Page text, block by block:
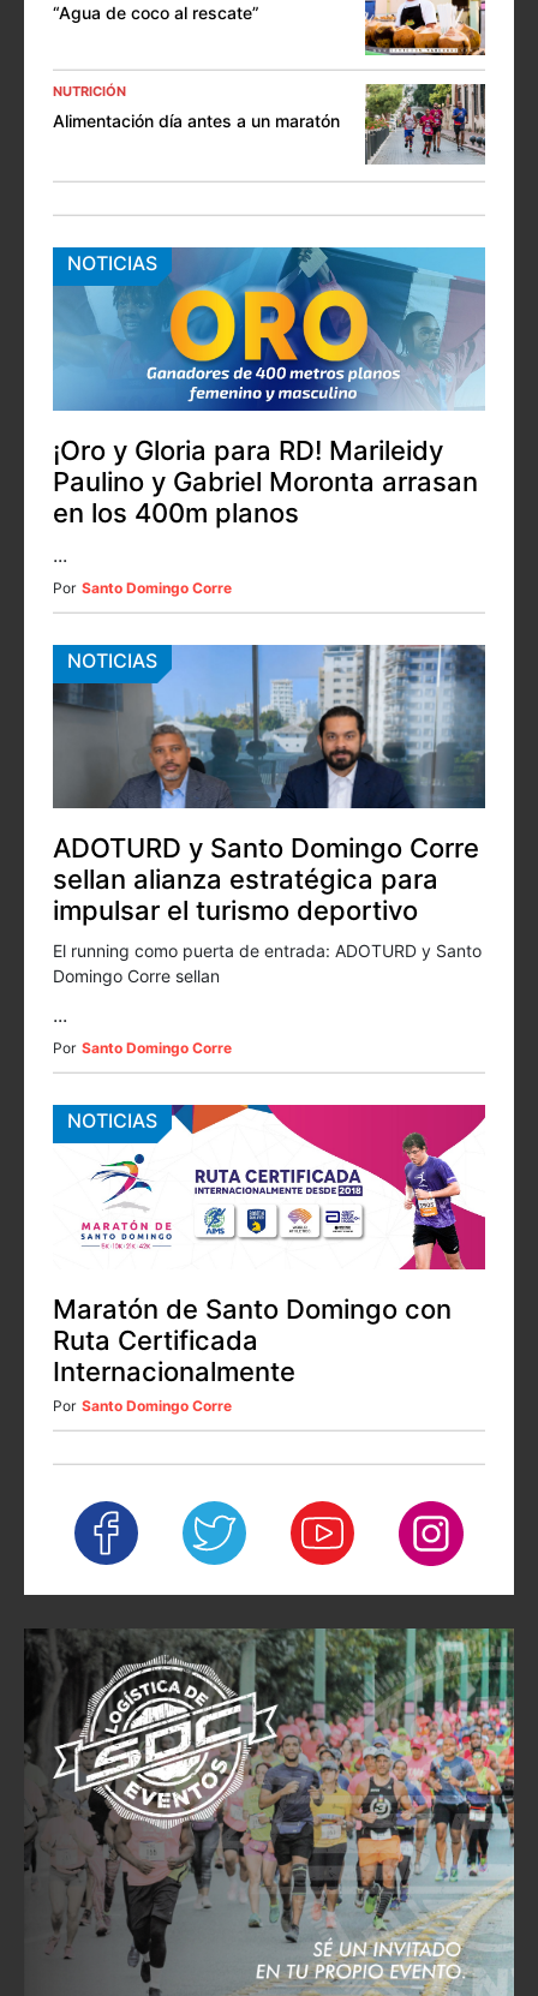
“Agua de coco al rescate”
NUTRICIÓN
Alimentación día antes a un maratón
NOTICIAS
¡Oro y Gloria para RD! Marileidy
Paulino y Gabriel Moronta arrasan
en los 400m planos
...
Por Santo Domingo Corre
NOTICIAS
ADOTURD y Santo Domingo Corre
sellan alianza estratégica para
impulsar el turismo deportivo
El running como puerta de entrada: ADOTURD y Santo
Domingo Corre sellan
...
Por Santo Domingo Corre
NOTICIAS
Maratón de Santo Domingo con
Ruta Certificada
Internacionalmente
Por Santo Domingo Corre